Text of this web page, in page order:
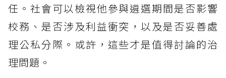
任。社會可以檢視他參與遴選期間是否影響
校務、是否涉及利益衝突，以及是否妥善處
理公私分際。或許，這些才是值得討論的治
理問題。